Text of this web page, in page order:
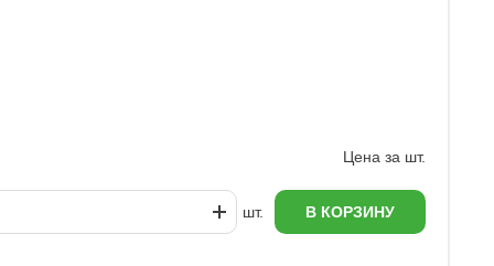
Цена за шт.
шт. В КОРЗИНУ